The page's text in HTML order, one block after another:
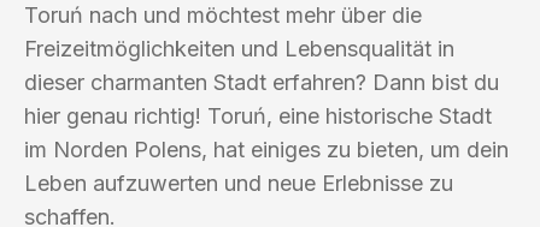
Toruń nach und möchtest mehr über die
Freizeitmöglichkeiten und Lebensqualität in
dieser charmanten Stadt erfahren? Dann bist du
hier genau richtig! Toruń, eine historische Stadt
im Norden Polens, hat einiges zu bieten, um dein
Leben aufzuwerten und neue Erlebnisse zu
schaffen.